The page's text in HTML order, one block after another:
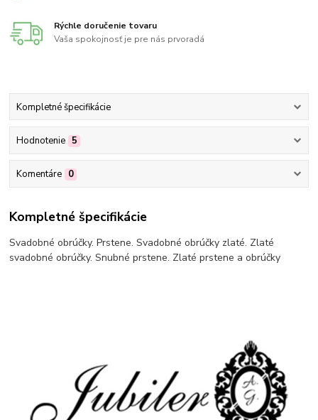
Rýchle doručenie tovaru
Vaša spokojnosť je pre nás prvoradá
Kompletné špecifikácie
Hodnotenie 5
Komentáre 0
Kompletné špecifikácie
Svadobné obrúčky. Prstene. Svadobné obrúčky zlaté. Zlaté
svadobné obrúčky. Snubné prstene. Zlaté prstene a obrúčky